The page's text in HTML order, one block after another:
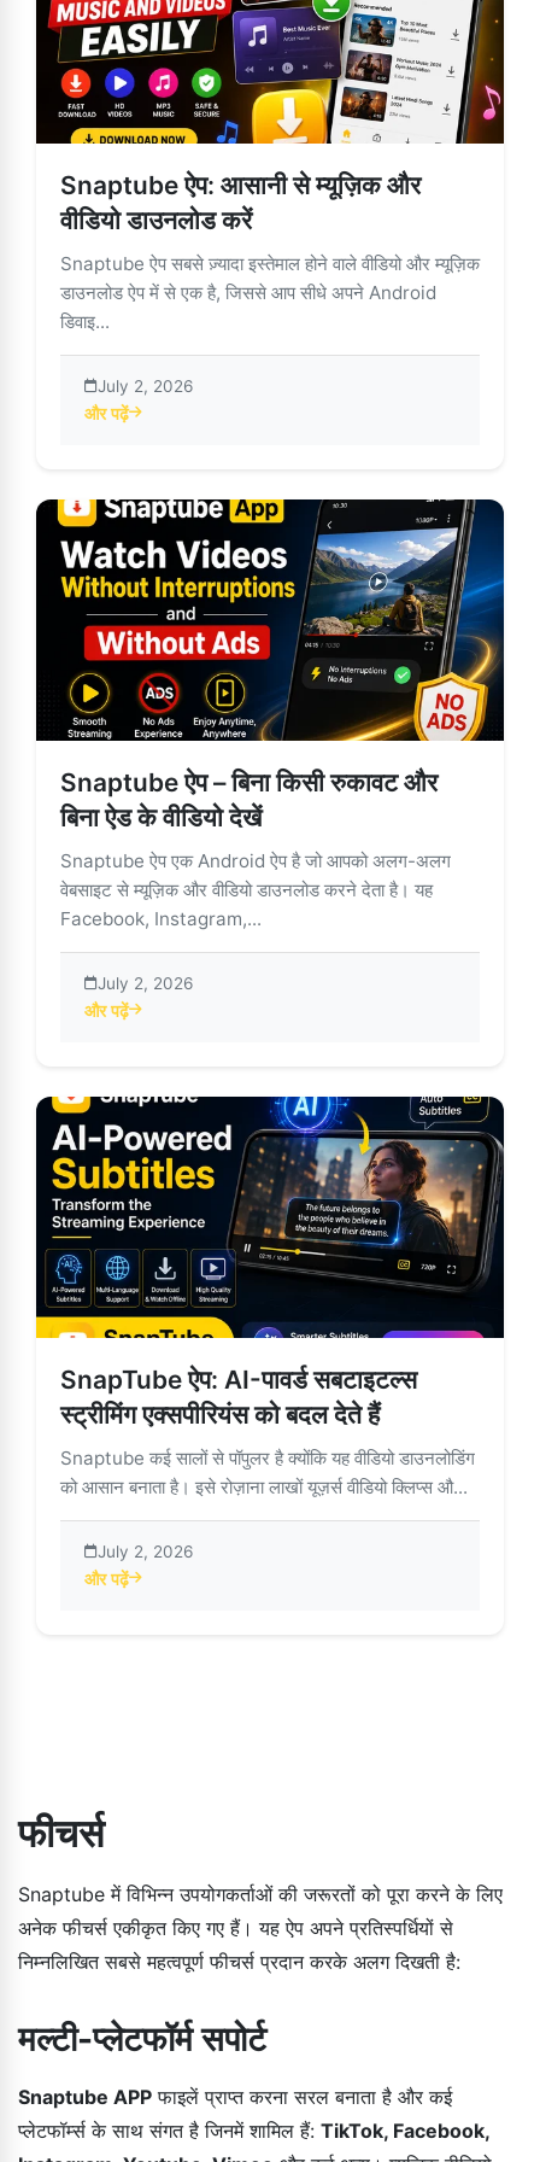
Snaptube ऐप: आसानी से म्यूज़िक और
वीडियो डाउनलोड करें
Snaptube ऐप सबसे ज़्यादा इस्तेमाल होने वाले वीडियो और म्यूज़िक
डाउनलोड ऐप में से एक है, जिससे आप सीधे अपने Android
डिवाइ...
July 2, 2026
और पढ़ें
about Snaptube ऐप: आसानी से म्यूज़िक और वीडियो डाउनलोड करें
Snaptube ऐप – बिना किसी रुकावट और
बिना ऐड के वीडियो देखें
Snaptube ऐप एक Android ऐप है जो आपको अलग-अलग
वेबसाइट से म्यूज़िक और वीडियो डाउनलोड करने देता है। यह
Facebook, Instagram,...
July 2, 2026
और पढ़ें
about Snaptube ऐप – बिना किसी रुकावट और बिना ऐड के वीडियो देखें
SnapTube ऐप: AI-पावर्ड सबटाइटल्स
स्ट्रीमिंग एक्सपीरियंस को बदल देते हैं
Snaptube कई सालों से पॉपुलर है क्योंकि यह वीडियो डाउनलोडिंग
को आसान बनाता है। इसे रोज़ाना लाखों यूज़र्स वीडियो क्लिप्स औ...
July 2, 2026
और पढ़ें
about SnapTube ऐप: AI-पावर्ड सबटाइटल्स स्ट्रीमिंग एक्सपीरियंस को
फीचर्स
Snaptube में विभिन्न उपयोगकर्ताओं की जरूरतों को पूरा करने के लिए
अनेक फीचर्स एकीकृत किए गए हैं। यह ऐप अपने प्रतिस्पर्धियों से
निम्नलिखित सबसे महत्वपूर्ण फीचर्स प्रदान करके अलग दिखती है:
मल्टी-प्लेटफॉर्म सपोर्ट
Snaptube APP फाइलें प्राप्त करना सरल बनाता है और कई
प्लेटफॉर्म्स के साथ संगत है जिनमें शामिल हैं: TikTok, Facebook,